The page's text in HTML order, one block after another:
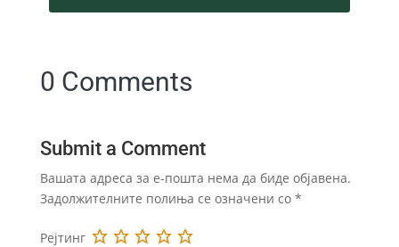
0 Comments
Submit a Comment
Вашата адреса за е-пошта нема да биде објавена.
Задолжителните полиња се означени со *
Рејтинг